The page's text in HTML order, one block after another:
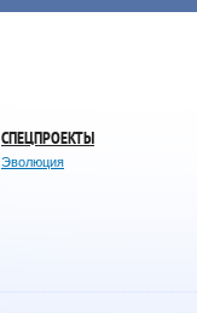
СПЕЦПРОЕКТЫ
Эволюция